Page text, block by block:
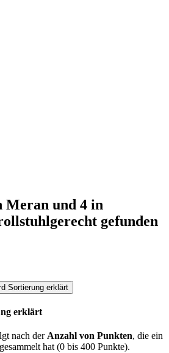
Meran und 4 in
gefunden
Sortierung erklärt
erklärt
nach derAnzahl von Punkten, die ein
hat (0 bis 400 Punkte).